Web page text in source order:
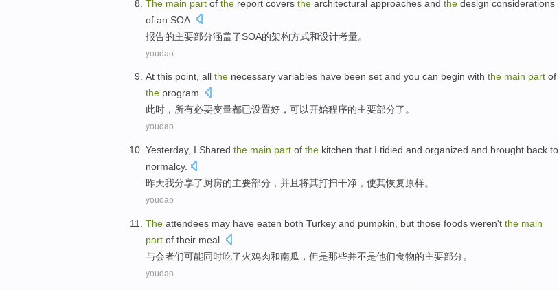
The main part of the report covers the architectural approaches and the design considerations
of an SOA.
报告的主要部分涵盖了SOA的架构方式和设计考量。
youdao
At this point, all the necessary variables have been set and you can begin with the main part of
the program.
此时 ， 所有必要变量都已设置好 ， 可以开始程序的主要部分了。
youdao
Yesterday, I Shared the main part of the kitchen that I tidied and organized and brought back to
normalcy.
昨天我分享了 厨房的主要部分 ，并且将其打扫干净， 使其恢复 原样。
youdao
The attendees may have eaten both Turkey and pumpkin but those foods weren't the main
part of their meal.
与会者们可能同时吃了火鸡肉和南瓜 ， 但是那些并不是他们食物的主要部分。
youdao